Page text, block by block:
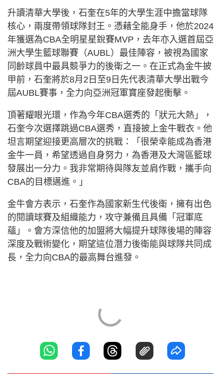
升讀清華大學後，石奎在5年的大學生涯中擔當球隊
核心，兩度帶領球隊封王。憑藉全能身手，他於2024
年獲選為CBA全明星星銳賽MVP，去年亦入選首屆亞
洲大學生籃球聯賽（AUBL）最佳陣容，被視為國家
同齡球員中最具競爭力的後衛之一。在正式為金牛披
甲前，石奎將於8月2日至9日先代表清華大學出戰今
屆AUBL賽事，全力向亞洲冠軍寶座發起衝擊。
頂著耀眼光環，作為今年CBA選秀的「狀元大熱」，
石奎今次選擇跳過CBA選秀，直接披上金牛戰衣。他
坦言期望迎接更高層次的挑戰：「很榮幸能成為香港
金牛一員，希望透過自身努力，為香港及大灣區籃球
發展出一分力。我非常期待與隊友並肩作戰，攜手向
CBA的目標邁進。」
金牛會方表示，石奎作為國家新生代後衛，擁有出色
的閱讀球賽及組織能力，攻守兼備且具備「冠軍底
蘊」。會方深信他的加盟將大幅提升球隊後場的陣容
深度及戰術變化，期望這位潛力後衛能與球隊共同成
長，全力向CBA的最高舞台進發。